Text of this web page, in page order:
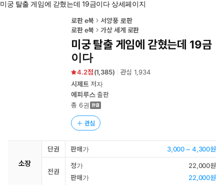
홈
미궁 탈출 게임에 갇혔는데 19금이다 상세페이지
로판 e북
서양풍 로판
로판 e북
가상 세계 로판
미궁 탈출 게임에 갇혔는데 19금
이다
4.2 (1,385) 관심1,934
시제트 저자
에피루스출판
총 6권
관심
소장
단권 판매가 3,000 ~ 4,300원
전권
정가
22,000원
판매가
22,000원